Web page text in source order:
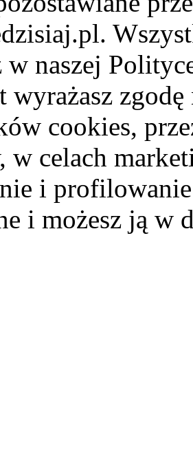
w naszej
wyrażasz
cookies,
w celach
i
i możesz ją w